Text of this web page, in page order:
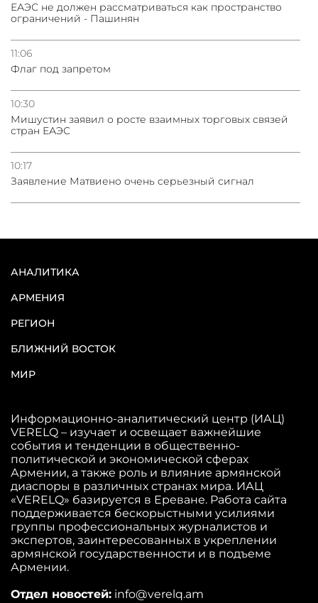
ЕАЭС не должен рассматриваться как пространство
ограничений - Пашинян
11:06
Флаг под запретом
10:30
Мишустин заявил о росте взаимных торговых связей
стран ЕАЭС
10:17
Заявление Матвиено очень серьезный сигнал
АНАЛИТИКА
АРМЕНИЯ
РЕГИОН
БЛИЖНИЙ ВОСТОК
МИР
Информационно-аналитический центр (ИАЦ)
VERELQ – изучает и освещает важнейшие
события и тенденции в общественно-
политической и экономической сферах
Армении, а также роль и влияние армянской
диаспоры в различных странах мира. ИАЦ
«VERELQ» базируется в Ереване. Работа сайта
поддерживается бескорыстными усилиями
группы профессиональных журналистов и
экспертов, заинтересованных в укреплении
армянской государственности и в подъеме
Армении.
Отдел новостей: info@verelq.am